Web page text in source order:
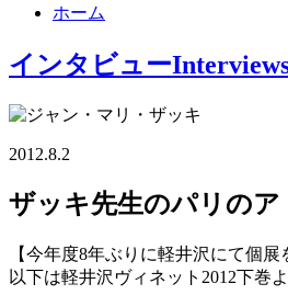
ホーム
インタビュー
2012.8.2
ザッキ先生のパリのア
【今年度8年ぶりに軽井沢にて個
以下は軽井沢ヴィネット2012下巻